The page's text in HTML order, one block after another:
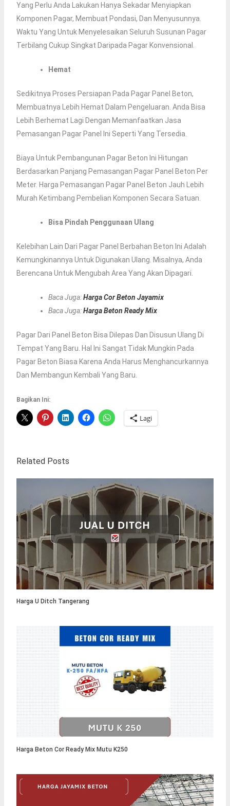
Yang Perlu Anda Lakukan Hanya Sekadar Menyiapkan
Komponen Pagar, Membuat Pondasi, Dan Menyusunnya.
Waktu Yang Untuk Menyelesaikan Seluruh Susunan Pagar
Terbilang Cukup Singkat Daripada Pagar Konvensional.
Hemat
Sedikitnya Proses Persiapan Pada Pagar Panel Beton,
Membuatnya Lebih Hemat Dalam Pengeluaran. Anda Bisa
Lebih Berhemat Lagi Dengan Memanfaatkan Jasa
Pemasangan Pagar Panel Ini Seperti Yang Tersedia.
Biaya Untuk Pembangunan Pagar Beton Ini Hitungan
Berdasarkan Panjang Pemasangan Pagar Panel Beton Per
Meter. Harga Pemasangan Pagar Panel Beton Jauh Lebih
Murah Ketimbang Pembelian Komponen Secara Satuan.
Bisa Pindah Penggunaan Ulang
Kelebihan Lain Dari Pagar Panel Berbahan Beton Ini Adalah
Kemungkinannya Untuk Digunakan Ulang. Misalnya, Anda
Berencana Untuk Mengubah Area Yang Akan Dipagari.
Baca Juga:Harga Cor Beton Jayamix
Baca Juga:Harga Beton Ready Mix
Pagar Dari Panel Beton Bisa Dilepas Dan Disusun Ulang Di
Tempat Yang Baru. Hal Ini Sangat Tidak Mungkin Pada
Pagar Beton Biasa Karena Anda Harus Menghancurkannya
Dan Membangun Kembali Yang Baru.
Bagikan Ini:
Lagi
Related Posts
Harga U Ditch Tangerang
Harga Beton Cor Ready Mix Mutu K250